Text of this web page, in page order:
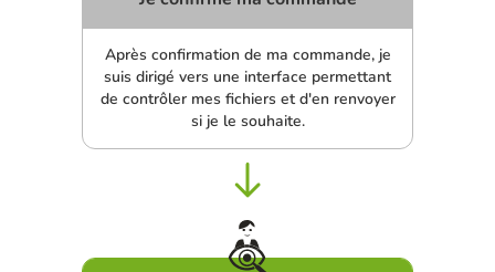
Après confirmation de ma commande, je
suis dirigé vers une interface permettant
de contrôler mes fichiers et d'en renvoyer
si je le souhaite.